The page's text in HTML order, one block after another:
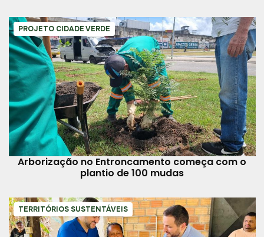
PROJETO CIDADE VERDE
Arborização no Entroncamento começa com o
plantio de 100 mudas
TERRITÓRIOS SUSTENTÁVEIS